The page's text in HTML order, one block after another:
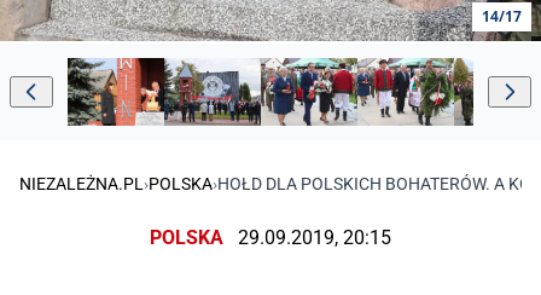
14/17
NIEZALEŻNA.PL ›POLSKA›HOŁD DLA POLSKICH BOHATERÓW. A
POLSKA 29.09.2019, 20:15